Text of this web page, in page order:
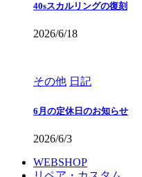
40sスカルリングの復刻
2026/6/18
その他 日記
6月の定休日のお知らせ
2026/6/3
WEBSHOP